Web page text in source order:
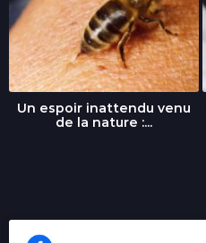
Un espoir inattendu venu
de la nature :...